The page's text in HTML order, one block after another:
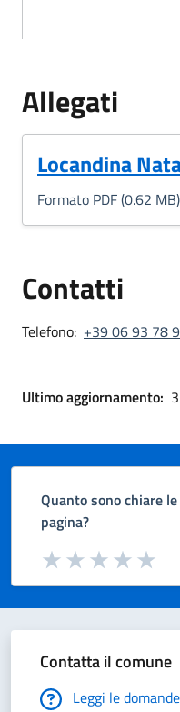
Allegati
Locandina
(Formato PDF,
Formato PDF (0.62 MB)
Contatti
Telefono: +39 06 93 78
Ultimo aggiornamento:
Quanto sono chiare
pagina?
Valuta da 1 a 5 stelle la
Valuta
Valuta 4
Valuta 3
Valuta 2 stelle su
Valuta 1 stelle su 5
Contatta il comune
Leggi le